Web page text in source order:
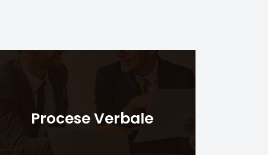
Procese Verbale